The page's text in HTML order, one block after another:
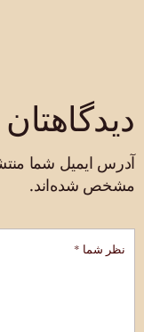
آدرس ایمیل شما
مشخص شده‌اند.